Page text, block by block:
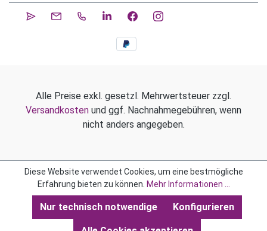
Alle Preise exkl. gesetzl. Mehrwertsteuer zzgl.
Versandkosten und ggf. Nachnahmegebühren, wenn
nicht anders angegeben.
Diese Website verwendet Cookies, um eine bestmögliche
Erfahrung bieten zu können. Mehr Informationen ...
Nur technisch notwendige Konfigurieren